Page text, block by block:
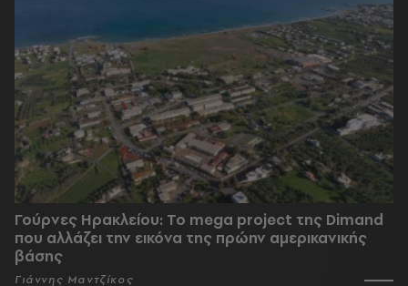
Γούρνες Ηρακλείου: To mega project της Dimand
που αλλάζει την εικόνα της πρώην αμερικανικής
βάσης
Γιάννης Μαντζίκος